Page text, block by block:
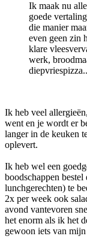
Ik maak nu
goede
die manier
even geen zin
klare
werk,
Ik heb veel
went en je wordt er
langer in de keuken
oplevert.
Ik heb wel een
boodschappen
lunchgerechten) te
2x per week ook
avond vantevoren
het enorm als ik het
gewoon iets van